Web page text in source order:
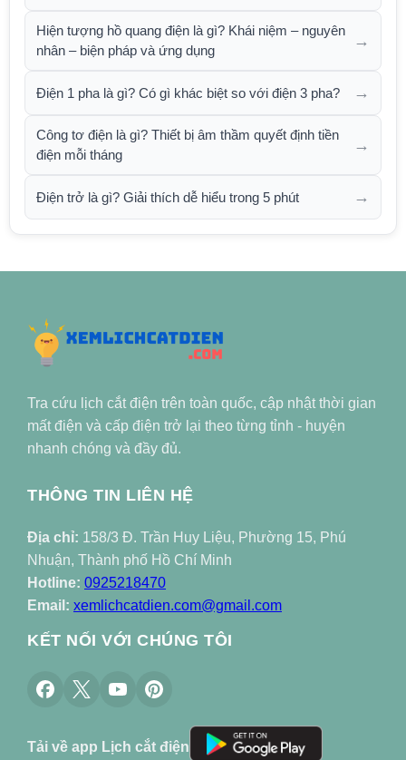
Hiện tượng hồ quang điện là gì? Khái niệm – nguyên
nhân – biện pháp và ứng dụng
→
Điện 1 pha là gì? Có gì khác biệt so với điện 3 pha? →
Công tơ điện là gì? Thiết bị âm thầm quyết định tiền
điện mỗi tháng
→
Điện trở là gì? Giải thích dễ hiểu trong 5 phút →
Tra cứu lịch cắt điện trên toàn quốc, cập nhật thời gian
mất điện và cấp điện trở lại theo từng tỉnh - huyện
nhanh chóng và đầy đủ.
THÔNG TIN LIÊN HỆ
Địa chỉ: 158/3 Đ. Trần Huy Liệu, Phường 15, Phú
Nhuận, Thành phố Hồ Chí Minh
Hotline: 0925218470
Email: xemlichcatdien.com@gmail.com
KẾT NỐI VỚI CHÚNG TÔI
Tải về app Lịch cắt điện